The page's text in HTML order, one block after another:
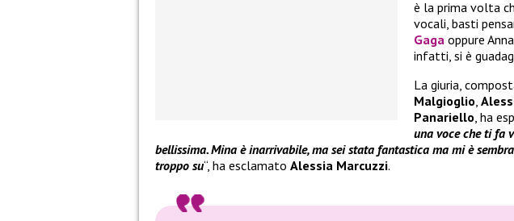
è la prima volta
vocali, basti
Gaga oppure
infatti, si è
La giuria,
Malgioglio,
Panariello, ha
una voce che ti fa
bellissima. Mina è inarrivabile, ma sei stata fantastica ma mi è
troppo su“, ha esclamato Alessia Marcuzzi.